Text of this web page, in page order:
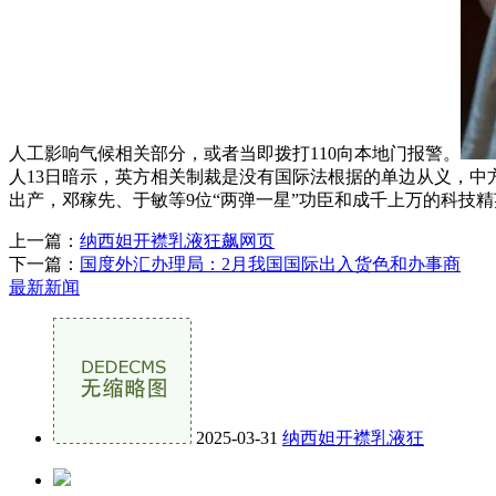
人工影响气候相关部分，或者当即拨打110向本地门报警。
人13日暗示，英方相关制裁是没有国际法根据的单边从义，
出产，邓稼先、于敏等9位“两弹一星”功臣和成千上万的科技
上一篇： 纳西妲开襟乳液狂飙网页
下一篇： 国度外汇办理局：2月我国国际出入货色和办事商
最新新闻
2025-03-31 纳西妲开襟乳液狂